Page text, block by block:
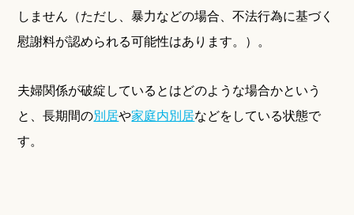
しません（ただし、暴力などの場合、不法行為に基づく
慰謝料が認められる可能性はあります。）。
夫婦関係が破綻しているとはどのような場合かという
と、長期間の別居や家庭内別居などをしている状態で
す。